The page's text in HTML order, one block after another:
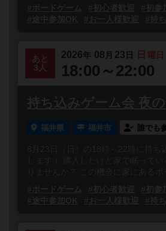
#ボードゲーム
#初心者歓迎
#初参
#途中参加OK
#お一人様歓迎 #持
あと
3人
2026年 08 月 23 日 日 曜日
18:00～22:00
持ち込みゲーム会 夜
福井県 福井市 誰でも
8月23日（日）の18時～22時に持ち
します！ 購入したけど家で眠ってい
りませんか？ この機会に家にあるボ
#ボードゲーム
#初心者歓迎
#初参
#途中参加OK
#お一人様歓迎 #持